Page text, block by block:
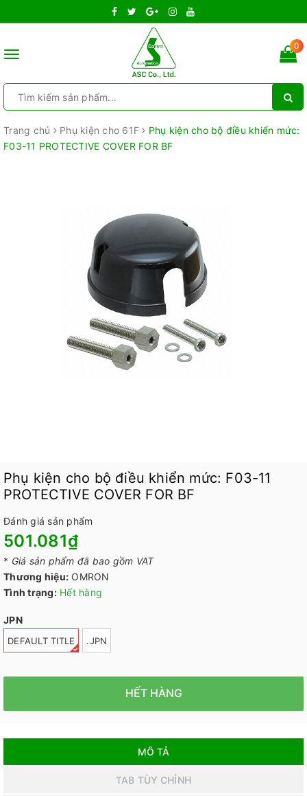
Toggle
0
Trang chủ Phụ kiện cho 61F
Phụ kiện cho bộ điều khiển mức:
F03-11 PROTECTIVE COVER FOR BF
Phụ kiện cho bộ điều khiển mức: F03-11
PROTECTIVE COVER FOR BF
Đánh giá sản phẩm
501.081₫
* Giá sản phẩm đã bao gồm VAT
Thương hiệu: OMRON
Tình trạng: Hết hàng
JPN
DEFAULT TITLE .JPN
HẾT HÀNG
MÔ TẢ
TAB TÙY CHỈNH